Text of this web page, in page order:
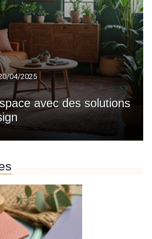
04/2025
avec des solutions